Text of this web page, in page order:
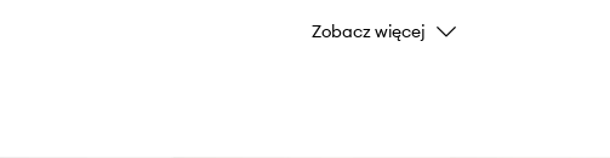
Marka
Zobacz więcej